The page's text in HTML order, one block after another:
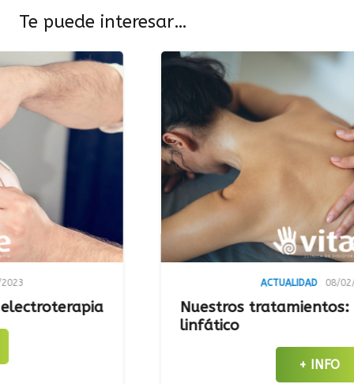
Te puede interesar…
ACTUALIDAD 08/02/2023
Nuestros tratamientos: Drenaje
linfático